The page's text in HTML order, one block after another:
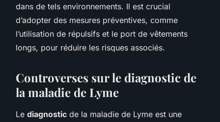
dans de tels environnements. Il est crucial
d’adopter des mesures préventives, comme
l’utilisation de répulsifs et le port de vêtements
longs, pour réduire les risques associés.
Controverses sur le diagnostic de
la maladie de Lyme
Le diagnostic de la maladie de Lyme est une